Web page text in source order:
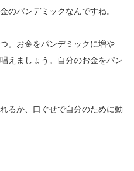
のパンデミックなんですね。
。お金をパンデミックに増や
えましょう。自分のお金をパン
るか、口ぐせで自分のために動